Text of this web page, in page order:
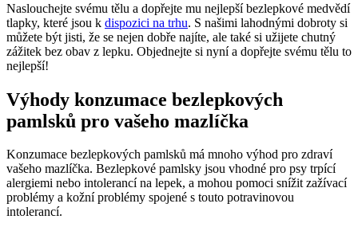
Naslouchejte svému tělu a dopřejte mu nejlepší bezlepkové medvědí
tlapky, které jsou k dispozici na trhu. S našimi lahodnými dobroty si
můžete být jisti, že se nejen dobře najíte, ale také si užijete chutný
zážitek bez obav z lepku. Objednejte si nyní a dopřejte svému tělu to
nejlepší!
Výhody konzumace bezlepkových
pamlsků pro vašeho mazlíčka
Konzumace bezlepkových pamlsků má mnoho výhod pro zdraví
vašeho mazlíčka. Bezlepkové pamlsky jsou vhodné pro psy trpící
alergiemi nebo intolerancí na lepek, a mohou pomoci snížit zažívací
problémy a kožní problémy spojené s touto potravinovou
intolerancí.